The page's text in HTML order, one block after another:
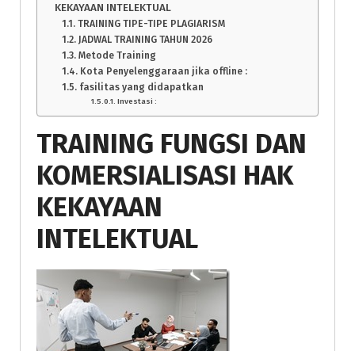
KEKAYAAN INTELEKTUAL
TRAINING TIPE-TIPE PLAGIARISM
JADWAL TRAINING TAHUN 2026
Metode Training
Kota Penyelenggaraan jika offline :
fasilitas yang didapatkan
Investasi :
TRAINING FUNGSI DAN
KOMERSIALISASI HAK
KEKAYAAN
INTELEKTUAL